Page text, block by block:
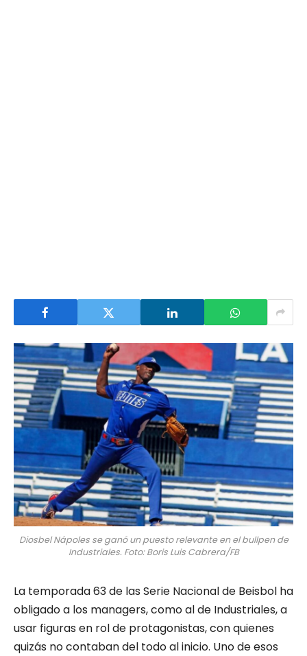
Diosbel Nápoles se ganó un puesto relevante en el bullpen de
Industriales. Foto: Boris Luis Cabrera/FB
La temporada 63 de las Serie Nacional de Beisbol ha
obligado a los managers, como al de Industriales, a
usar figuras en rol de protagonistas, con quienes
quizás no contaban del todo al inicio. Uno de esos